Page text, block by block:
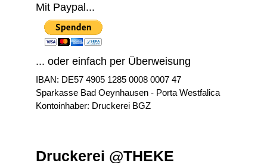
Mit Paypal...
... oder einfach per Überweisung
IBAN: DE57 4905 1285 0008 0007 47
Sparkasse Bad Oeynhausen - Porta Westfalica
Kontoinhaber: Druckerei BGZ
Druckerei @THEKE